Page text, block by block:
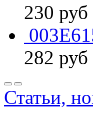
230 руб
282 руб
Статьи,